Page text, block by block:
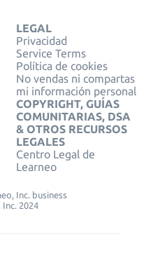
LEGAL
Privacidad
Service Terms
Política de cookies
No vendas ni compartas
mi información personal
COPYRIGHT, GUÍAS
COMUNITARIAS, DSA
& OTROS RECURSOS
LEGALES
Centro Legal de
Learneo
Inc. business
2024